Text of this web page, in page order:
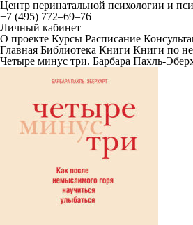
Центр перинатальной психологии и
+7 (495) 772–69–76
Личный кабинет
О проекте Курсы Расписание
Главная Библиотека Книги Книги по
Четыре минус три. Барбара Пахль-